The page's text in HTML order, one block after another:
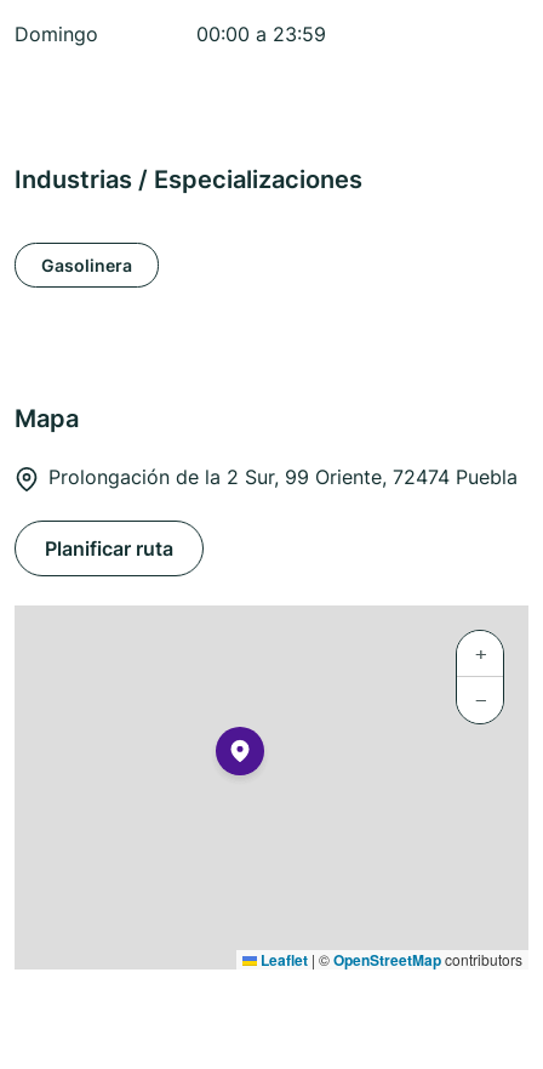
Domingo
00:00 a 23:59
Industrias / Especializaciones
Gasolinera
Mapa
Prolongación de la 2 Sur, 99 Oriente, 72474 Puebla
Planificar ruta
+
−
Leaflet | ©OpenStreetMapcontributors